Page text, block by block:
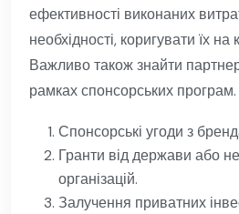
ефективності виконаних
необхідності, коригувати їх на
Важливо також знайти
рамках спонсорських програм.
Спонсорські угоди з
Гранти від держави або
організацій.
Залучення приватних